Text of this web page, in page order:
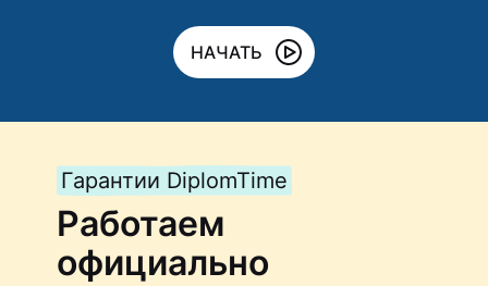
НАЧАТЬ
Гарантии DiplomTime
Работаем
официально